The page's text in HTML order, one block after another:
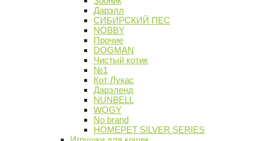
Дарэлл
СИБИРСКИЙ ПЕС
NOBBY
Прочие
DOGMAN
Чистый котик
№1
Кот Лукас
Дарэленд
NUNBELL
WOGY
No brand
HOMEPET SILVER SERIES